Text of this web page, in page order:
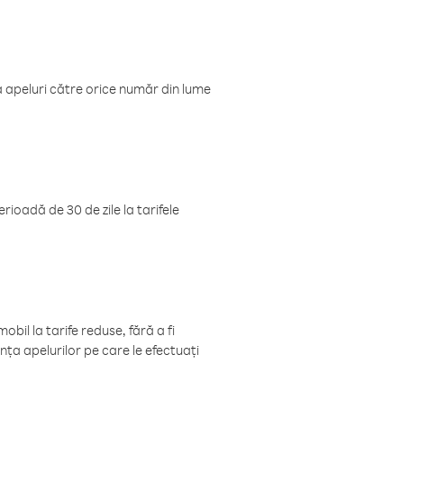
către orice număr din lume
de 30 de zile la tarifele
la tarife reduse, fără a fi
apelurilor pe care le efectuați